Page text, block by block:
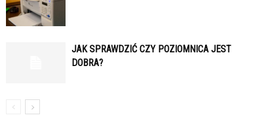
JAK SPRAWDZIĆ CZY POZIOMNICA JEST
DOBRA?